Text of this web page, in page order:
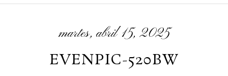
martes, abril 15, 2025
EVENPIC-520BW